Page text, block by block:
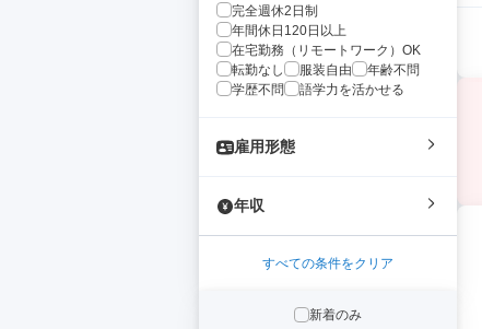
完全週休2日制
年間休日120日以上
在宅勤務（リモートワーク）OK
転勤なし
服装自由
年齢不問
学歴不問
語学力を活かせる
雇用形態
年収
すべての条件をクリア
新着のみ